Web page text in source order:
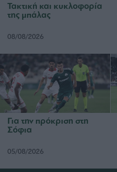
Τακτική και κυκλοφορία
της μπάλας
08/08/2026
Για την πρόκριση στη
Σόφια
05/08/2026